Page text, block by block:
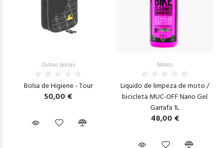
Outras bolsas
Bolsa de Higiene - Tour
50,00 €
Motos
Liquido de limpeza de moto /
bicicleta MUC-OFF Nano Gel
Garrafa 1L
48,00 €